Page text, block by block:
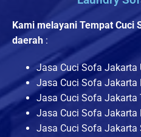
Kami melayani Tempat Cuci
daerah :
Jasa Cuci Sofa Jakarta
Jasa Cuci Sofa Jakarta
Jasa Cuci Sofa Jakarta
Jasa Cuci Sofa Jakarta
Jasa Cuci Sofa Jakarta